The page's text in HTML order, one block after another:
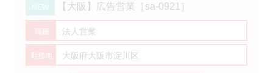
【大阪】広告営業［sa-0921］
法人営業
大阪府大阪市淀川区